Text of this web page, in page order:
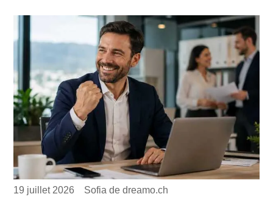
19 juillet 2026 Sofia de dreamo.ch